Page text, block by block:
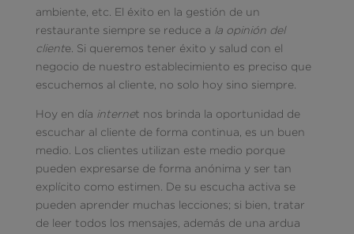
ambiente, etc. El éxito en la gestión de un
restaurante siempre se reduce a la opinión del
cliente. Si queremos tener éxito y salud con el
negocio de nuestro establecimiento es preciso que
escuchemos al cliente, no solo hoy sino siempre.
Hoy en día internet nos brinda la oportunidad de
escuchar al cliente de forma continua, es un buen
medio. Los clientes utilizan este medio porque
pueden expresarse de forma anónima y ser tan
explícito como estimen. De su escucha activa se
pueden aprender muchas lecciones; si bien, tratar
de leer todos los mensajes, además de una ardua